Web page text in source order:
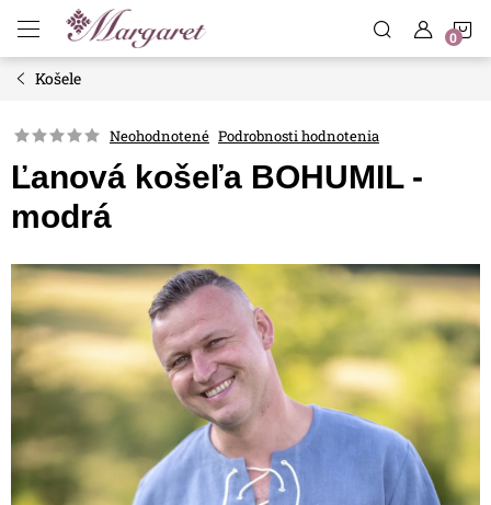
obsah
Košele
Neohodnotené Podrobnosti hodnotenia
Ľanová košeľa BOHUMIL -
modrá